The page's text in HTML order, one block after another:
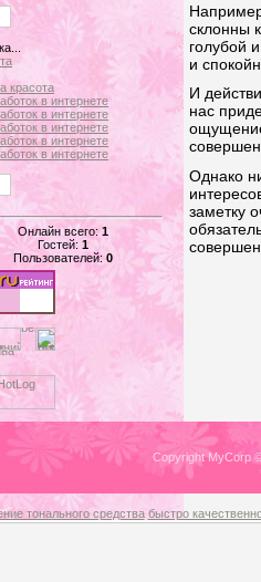
красота
в интернете
в интернете
в интернете
в интернете
в интернете
Онлайн всего: 1
Гостей: 1
Пользователей:0
склонны
голубой
и
И
нас
Однако
заметку
Copyright MyCorp
тонального средства быстро